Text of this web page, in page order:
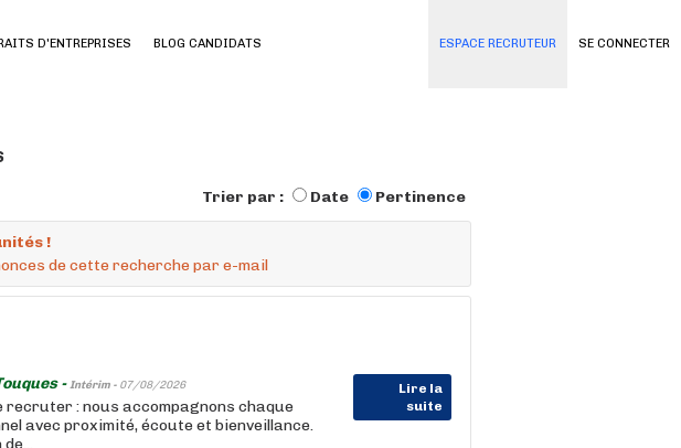
SE CONNECTER
D'ENTREPRISES BLOG CANDIDATS ESPACE RECRUTEUR
Trier par : Date Pertinence
!
de cette recherche par e-mail
-Intérim - 07/08/2026
Lire la
suite
recruter : nous accompagnons chaque
avec proximité, écoute et bienveillance.